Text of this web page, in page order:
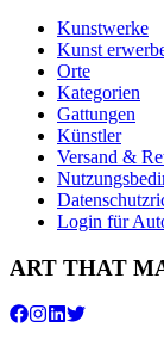
Kunstwerke
Kunst
Orte
Kategorien
Gattungen
Künstler
Versand &
Login für
ART THAT